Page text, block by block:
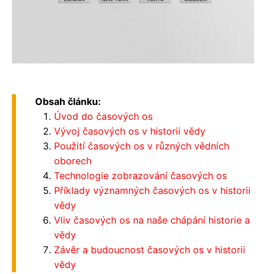
Obsah článku:
Úvod do časových os
Vývoj časových os v historii vědy
Použití časových os v různých vědních
oborech
Technologie zobrazování časových os
Příklady významných časových os v historii
vědy
Vliv časových os na naše chápání historie a
vědy
Závěr a budoucnost časových os v historii
vědy